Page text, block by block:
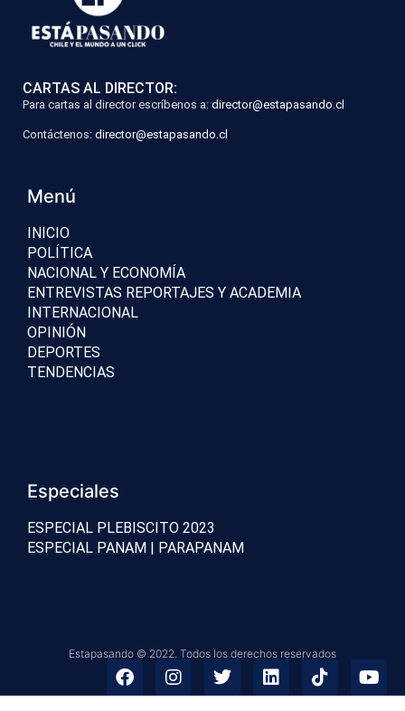
CARTAS AL DIRECTOR:
Para cartas al director escríbenos a: director@estapasando.cl
Contáctenos: director@estapasando.cl
Menú
INICIO
POLÍTICA
NACIONAL Y ECONOMÍA
ENTREVISTAS REPORTAJES Y ACADEMIA
INTERNACIONAL
OPINIÓN
DEPORTES
TENDENCIAS
Especiales
ESPECIAL PLEBISCITO 2023
ESPECIAL PANAM | PARAPANAM
Estapasando © 2022. Todos los derechos reservados